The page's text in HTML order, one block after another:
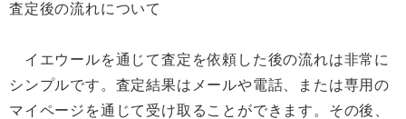
査定後の流れについて
イエウールを通じて査定を依頼した後の流れは非常に
シンプルです。査定結果はメールや電話、または専用の
マイページを通じて受け取ることができます。その後、